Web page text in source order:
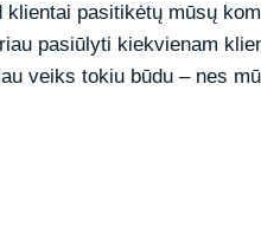
pasitikėtų mūsų
pasiūlyti kiekvienam
veiks tokiu būdu – nes